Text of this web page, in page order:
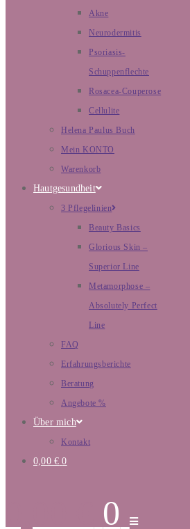
Akne
Neurodermitis
Psoriasis-
Schuppenflechte
Rosacea-Couperose
Cellulite
Helena Paulus Buch
Mein KONTO
Warenkorb
Hautgesundheit
3 Pflegelinien
Beauty Basics
Glorious Skin –
Superior Line
Metamorphose –
Absolutely Perfect
Line
FAQ
Erfahrungsberichte
Beratung
Angebote %
Über mich
Kontakt
0,00 € 0
0